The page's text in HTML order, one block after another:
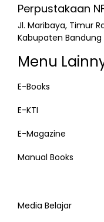
Perpustakaan
Jl. Maribaya, Timur
Kabupaten Bandung
Menu
E-Books
E-KTI
E-Magazine
Manual Books
Media Belajar